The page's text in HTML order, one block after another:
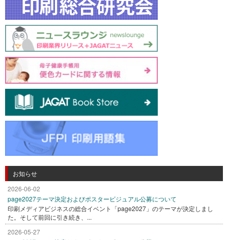
お知らせ
2026-06-02
page2027テーマ決定およびポスタービジュアル公募について
印刷メディアビジネスの総合イベント「page2027」のテーマが決定しまし
た。そして前回に引き続き、...
2026-05-27